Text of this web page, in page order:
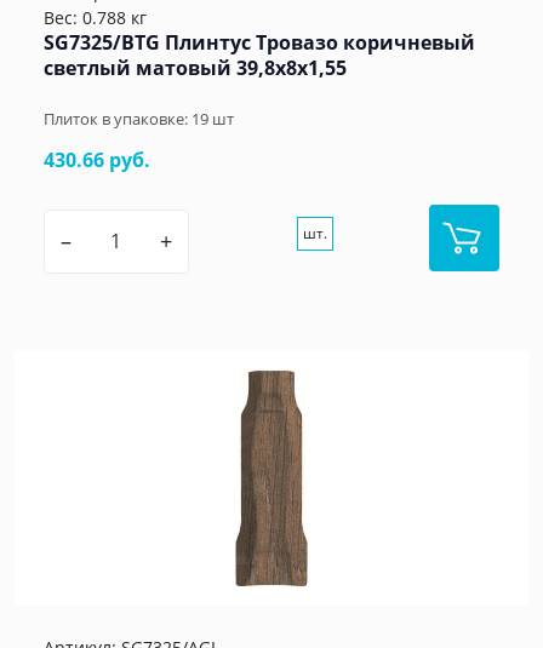
Вес: 0.788 кг
SG7325/BTG Плинтус Тровазо коричневый
светлый матовый 39,8x8x1,55
Плиток в упаковке: 19 шт
430.66 руб.
– + шт.